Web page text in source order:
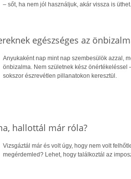
– sőt, ha nem jól használjuk, akár vissza is üthet.
egészséges az
Anyukaként nap mint nap szembesülök azzal,
önbizalma. Nem születnek kész önértékeléssel
sokszor észrevétlen pillanatokon keresztül.
hallottál már róla?
Vizsgáztál már és volt úgy, hogy nem volt
megérdemled? Lehet, hogy találkoztál az